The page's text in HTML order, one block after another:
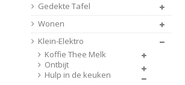
Gedekte Tafel
Wonen
Klein-Elektro
Koffie Thee Melk
Ontbijt
Hulp in de keuken